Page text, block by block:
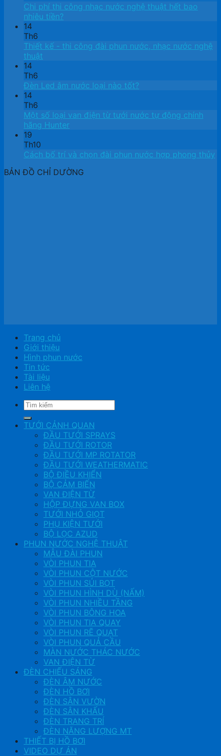
Chi phí thi công nhạc nước nghệ thuật hết bao
nhiêu tiền?
14
Th6
Thiết kế ​- thi công đài phun nước, nhạc nước nghệ
thuật
14
Th6
Đèn Led âm nước loại nào tốt?
14
Th6
Một số loại van điện từ tưới nước tự động chính
hãng Hunter
19
Th10
Cách bố trí và chọn đài phun nước hợp phong thủy
BẢN ĐỒ CHỈ DƯỜNG
Trang chủ
Giới thiệu
Hình phun nước
Tin tức
Tài liệu
Liên hệ
Tìm
TƯỚI CẢNH QUAN
ĐẦU TƯỚI SPRAYS
ĐẦU TƯỚI ROTOR
ĐẦU TƯỚI MP ROTATOR
ĐẦU TƯỚI WEATHERMATIC
BỘ ĐIỀU KHIỂN
BỘ CẢM BIẾN
VAN ĐIỆN TỪ
HỘP ĐỰNG VAN BOX
TƯỚI NHỎ GIỌT
PHỤ KIỆN TƯỚI
BỘ LỌC AZUD
PHUN NƯỚC NGHỆ THUẬT
MẪU ĐÀI PHUN
VÒI PHUN TIA
VÒI PHUN CỘT NƯỚC
VÒI PHUN SỦI BỌT
VÒI PHUN HÌNH DÙ (NẤM)
VÒI PHUN NHIỀU TẦNG
VÒI PHUN BÔNG HOA
VÒI PHUN TIA QUAY
VÒI PHUN RẼ QUẠT
VÒI PHUN QUẢ CẦU
MÀN NƯỚC THÁC NƯỚC
VAN ĐIỆN TỪ
ĐÈN CHIẾU SÁNG
ĐÈN ÂM NƯỚC
ĐÈN HỒ BƠI
ĐÈN SÂN VƯỜN
ĐÈN SÂN KHẤU
ĐÈN TRANG TRÍ
ĐÈN NĂNG LƯỢNG MT
THIẾT BỊ HỒ BƠI
VIDEO DỰ ÁN